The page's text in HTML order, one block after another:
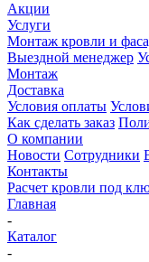
Акции
Услуги
Монтаж кровли и
Выездной менеджер
Монтаж
Доставка
Условия оплаты
Как сделать заказ
О компании
Новости Сотрудники
Контакты
Расчет кровли под
Главная
-
Каталог
-